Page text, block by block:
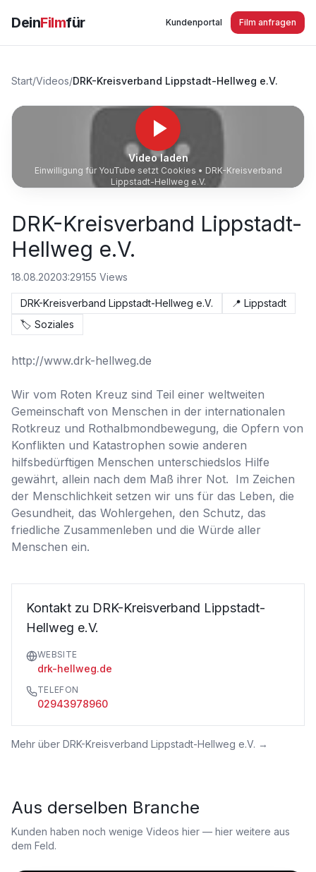
DeinFilmfür Kundenportal Film anfragen
Start/Videos/DRK-Kreisverband Lippstadt-Hellweg e.V.
Video laden
Einwilligung für YouTube setzt Cookies • DRK-Kreisverband
Lippstadt-Hellweg e.V.
DRK-Kreisverband Lippstadt-
Hellweg e.V.
18.08.20203:29155 Views
DRK-Kreisverband Lippstadt-Hellweg e.V. 📍 Lippstadt
🏷️ Soziales
http://www.drk-hellweg.de
Wir vom Roten Kreuz sind Teil einer weltweiten
Gemeinschaft von Menschen in der internationalen
Rotkreuz und Rothalbmondbewegung, die Opfern von
Konflikten und Katastrophen sowie anderen
hilfsbedürftigen Menschen unterschiedslos Hilfe
gewährt, allein nach dem Maß ihrer Not.  Im Zeichen
der Menschlichkeit setzen wir uns für das Leben, die
Gesundheit, das Wohlergehen, den Schutz, das
friedliche Zusammenleben und die Würde aller
Menschen ein.
Kontakt zu DRK-Kreisverband Lippstadt-
Hellweg e.V.
WEBSITE
drk-hellweg.de
TELEFON
02943978960
Mehr über DRK-Kreisverband Lippstadt-Hellweg e.V. →
Aus derselben Branche
Kunden haben noch wenige Videos hier — hier weitere aus
dem Feld.